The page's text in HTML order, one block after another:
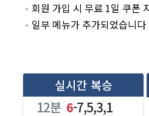
회원 가입 시 무료 1일 쿠폰
일부 메뉴가 추가되었습니다
실시간 복승
12분 6-7,5,3,1